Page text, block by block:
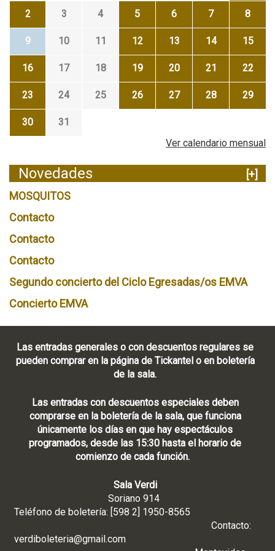
2 3 4 5 6 7 8
9 10 11 12 13 14 15
16 17 18 19 20 21 22
23 24 25 26 27 28 29
30
31
Ver calendario mensual
Novedades
[+]
MOSQUITOS
Contacto
Contacto
Contacto
Segundo concierto del Ciclo Egresadas/os EMVA
Concierto EMVA
Las entradas generales o con descuentos regulares se
pueden comprar en la página de Tickantel o en boletería
de la sala.
Las entradas con descuentos especiales deben
comprarse en la boletería de la sala, que funciona
únicamente los días en que hay espectáculos
programados, desde las 15:30 hasta el horario de
comienzo de cada función.
Sala Verdi
Soriano 914
Teléfono de boletería: [598 2] 1950-8565
Contacto:
verdiboleteria@gmail.com